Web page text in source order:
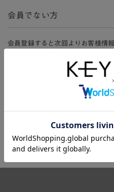
会員でない方
会員登録すると次回よりお客様情
ージ、購入履歴をご利用いただけま